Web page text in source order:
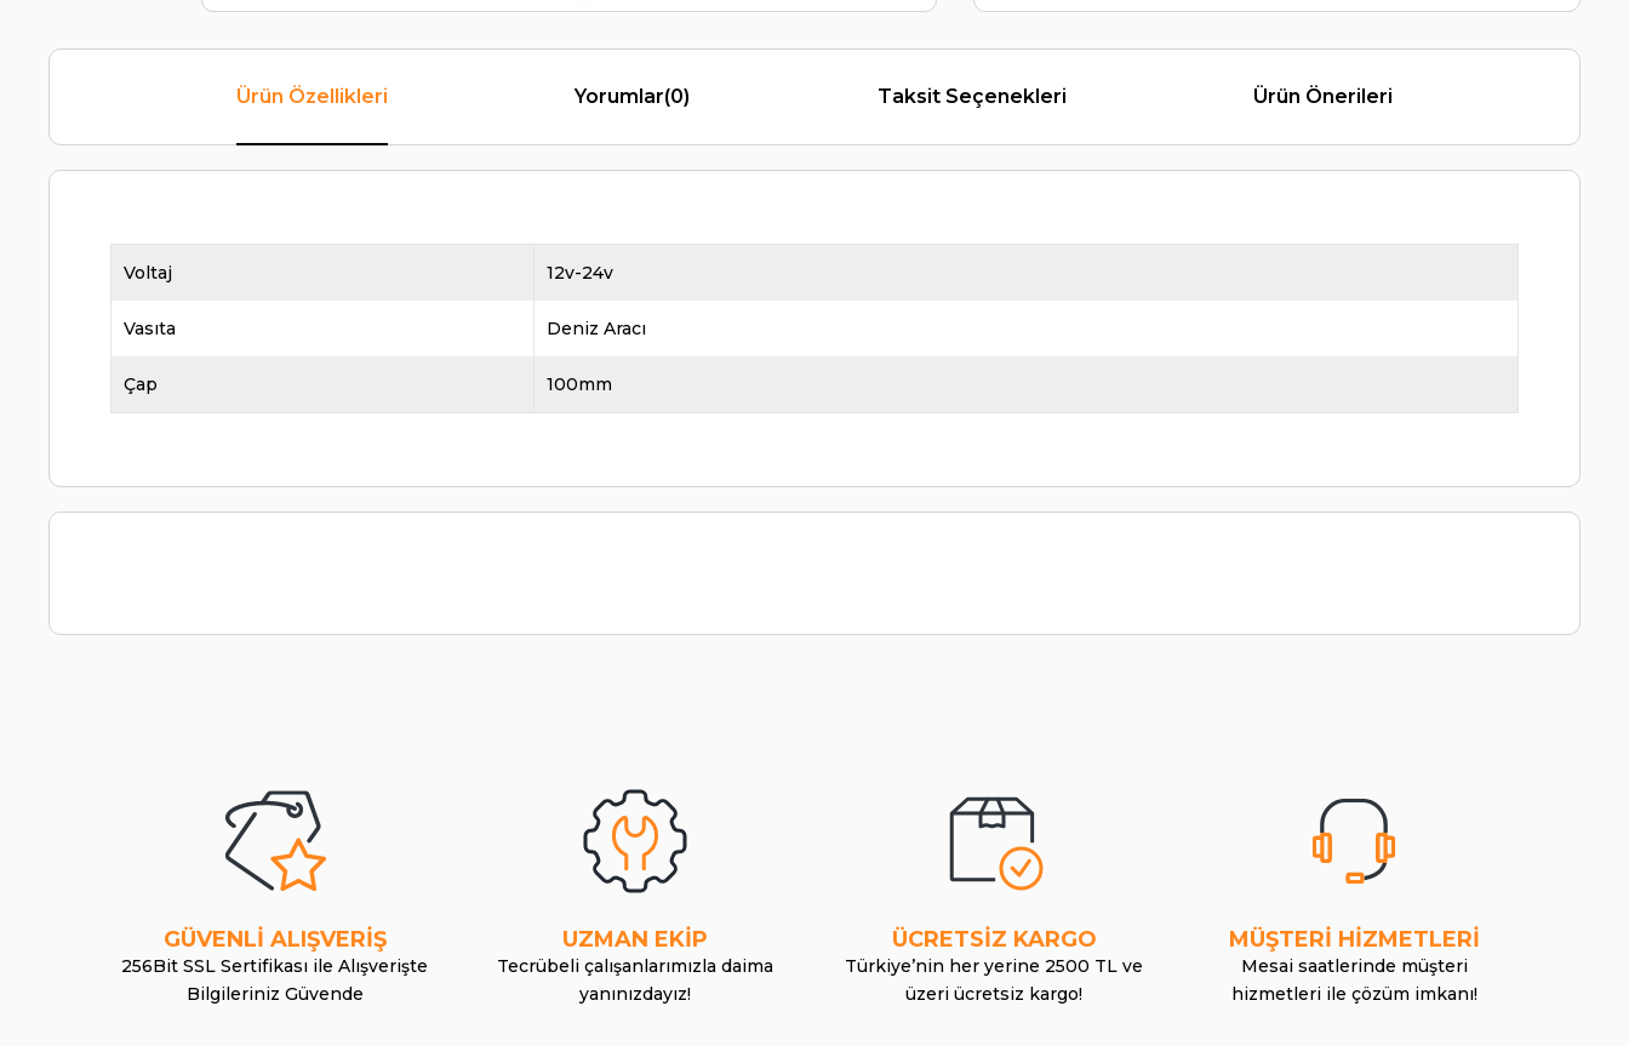
Ürün Özellikleri Yorumlar(0) Taksit Seçenekleri Ürün Önerileri
Voltaj 12v-24v
Vasıta Deniz Aracı
Çap 100mm
GÜVENLİ ALIŞVERİŞ
256Bit SSL Sertifikası ile Alışverişte
Bilgileriniz Güvende
UZMAN EKİP
Tecrübeli çalışanlarımızla daima
yanınızdayız!
ÜCRETSİZ KARGO
Türkiye’nin her yerine 2500 TL ve
üzeri ücretsiz kargo!
MÜŞTERİ HİZMETLERİ
Mesai saatlerinde müşteri
hizmetleri ile çözüm imkanı!